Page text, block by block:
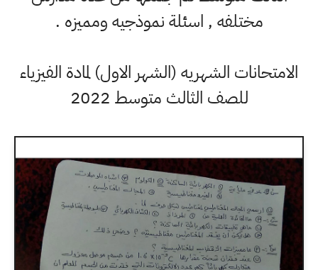
مختلفه , اسئلة نموذجيه ومميزه .
الامتحانات الشهريه (الشهر الاول) لمادة الفيزياء
للصف الثالث متوسط 2022